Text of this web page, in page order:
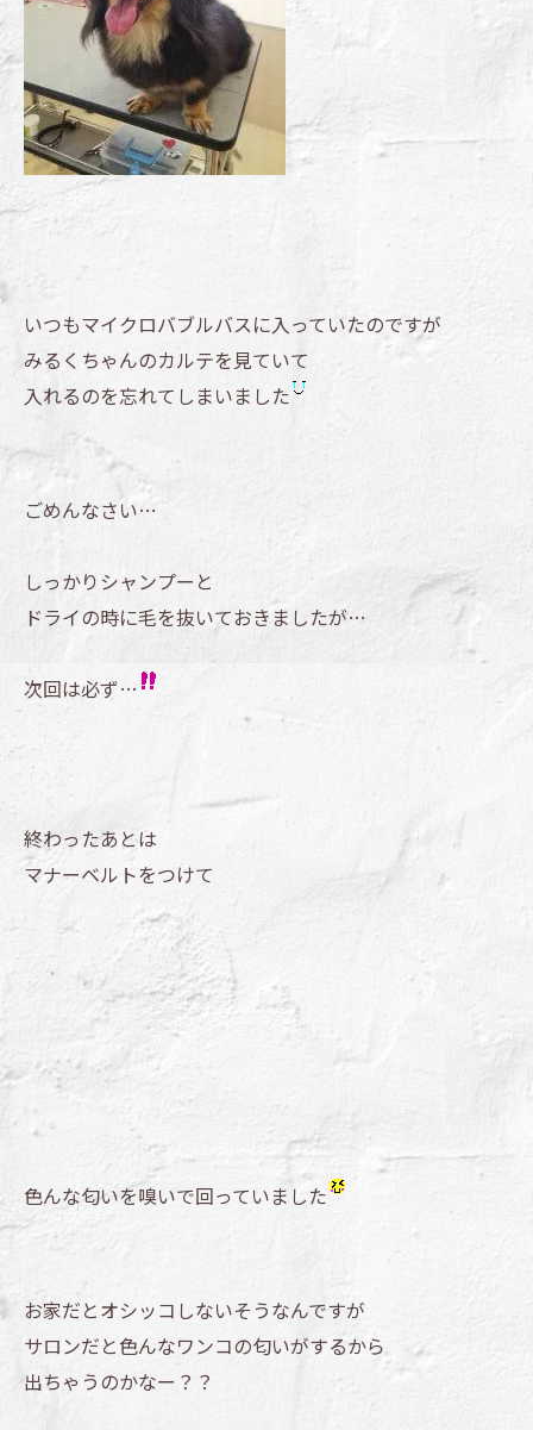
いつもマイクロバブルバスに入っていたのですが
みるくちゃんのカルテを見ていて
入れるのを忘れてしまいました
ごめんなさい…
しっかりシャンプーと
ドライの時に毛を抜いておきましたが…
次回は必ず…
終わったあとは
マナーベルトをつけて
色んな匂いを嗅いで回っていました
お家だとオシッコしないそうなんですが
サロンだと色んなワンコの匂いがするから
出ちゃうのかなー？？